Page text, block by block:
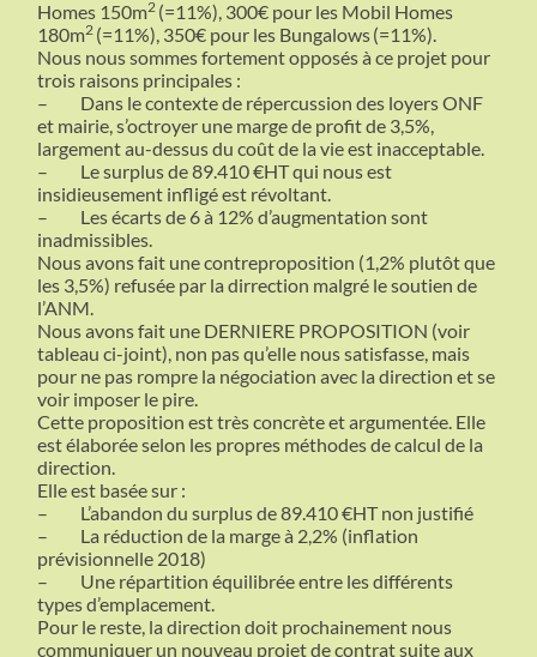
Homes 150m2 (=11%), 300€ pour les Mobil Homes
180m2 (=11%), 350€ pour les Bungalows(=11%).
Nous nous sommes fortement opposés à ce projet pour
trois raisons principales :
–
Dans le contexte de répercussion des loyers ONF
et mairie, s’octroyer une marge de profit de 3,5%,
largement au-dessus du coût de la vie est inacceptable.
–
Le surplus de 89.410 €HT qui nous est
insidieusement infligé est révoltant.
–
Les écarts de 6 à 12% d’augmentation sont
inadmissibles.
Nous avons fait une contreproposition (1,2% plutôt que
les 3,5%) refusée par la dirrection malgré le soutien de
l’ANM.
Nous avons fait une DERNIERE PROPOSITION (voir
tableau ci-joint), non pas qu’elle nous satisfasse, mais
pour ne pas rompre la négociation avec la direction et se
voir imposer le pire.
Cette proposition est très concrète et argumentée. Elle
est élaborée selon les propres méthodes de calcul de la
direction.
Elle est basée sur :
–
L’abandon du surplus de 89.410 €HT non justifié
–
La réduction de la marge à 2,2% (inflation
prévisionnelle 2018)
–
Une répartition équilibrée entre les différents
types d’emplacement.
Pour le reste, la direction doit prochainement nous
communiquer un nouveau projet de contrat suite aux